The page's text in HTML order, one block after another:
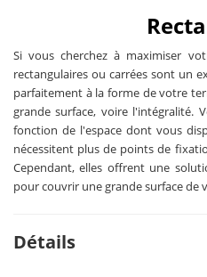
Si vous cherchez à maximiser
rectangulaires ou carrées sont un
parfaitement à la forme de votre
grande surface, voire l'intégralité.
fonction de l'espace dont vous
nécessitent plus de points de
Cependant, elles offrent une
pour couvrir une grande surface de
Détails